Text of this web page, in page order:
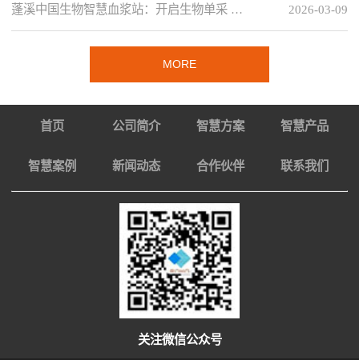
2026-03-09
蓬溪中国生物智慧血浆站：开启生物单采 …
MORE
首页 公司简介 智慧方案 智慧产品
智慧案例 新闻动态 合作伙伴 联系我们
关注微信公众号